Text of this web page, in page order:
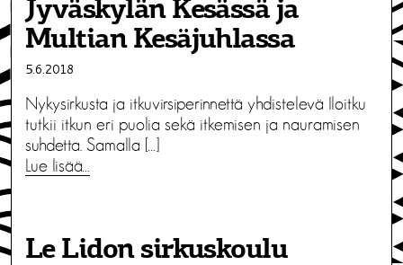
Jyväskylän Kesässä ja
Multian Kesäjuhlassa
5.6.2018
Nykysirkusta ja itkuvirsiperinnettä yhdistelevä Iloitku
tutkii itkun eri puolia sekä itkemisen ja nauramisen
suhdetta. Samalla […]
Lue lisää…
Le Lidon sirkuskoulu